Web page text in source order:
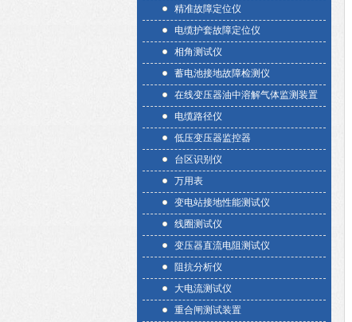
精准故障定位仪
电缆护套故障定位仪
相角测试仪
蓄电池接地故障检测仪
在线变压器油中溶解气体监测装置
电缆路径仪
低压变压器监控器
台区识别仪
万用表
变电站接地性能测试仪
线圈测试仪
变压器直流电阻测试仪
阻抗分析仪
大电流测试仪
重合闸测试装置